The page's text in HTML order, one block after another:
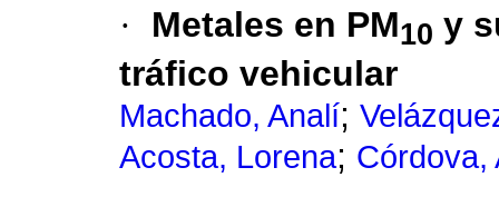
· Metales en PM10 y
tráfico vehicular
Machado, Analí;
Acosta, Lorena; Córdova,